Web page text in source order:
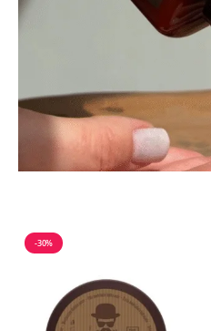
-30%